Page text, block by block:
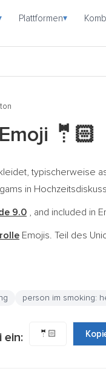
Plattformen▾
🤵🏻
typischerweise
in
9.0 , and included in
Emojis. Teil des
person im smoking:
ein: 🤵🏻